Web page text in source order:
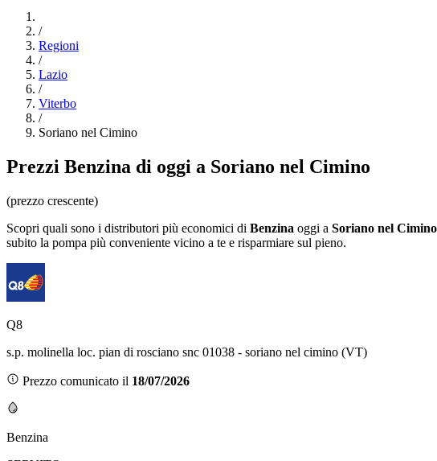
/
Regioni
/
Lazio
/
Viterbo
/
Soriano nel Cimino
Prezzi Benzina di oggi a Soriano nel Cimino
(prezzo crescente)
Scopri quali sono i distributori più economici di Benzina oggi a Soriano nel Cimino
subito la pompa più conveniente vicino a te e risparmiare sul pieno.
Q8
s.p. molinella loc. pian di rosciano snc 01038 - soriano nel cimino (VT)
Prezzo comunicato il 18/07/2026
Benzina